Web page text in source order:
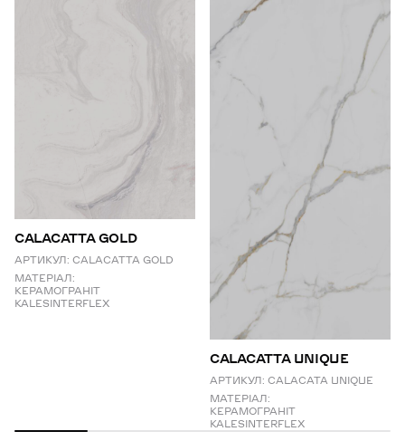
CALACATTA GOLD
АРТИКУЛ: CALACATTA GOLD
МАТЕРІАЛ:
КЕРАМОГРАНІТ
KALESINTERFLEX
СALACATTA UNIQUE
АРТИКУЛ: CALACATA UNIQUE
МАТЕРІАЛ:
КЕРАМОГРАНІТ
KALESINTERFLEX